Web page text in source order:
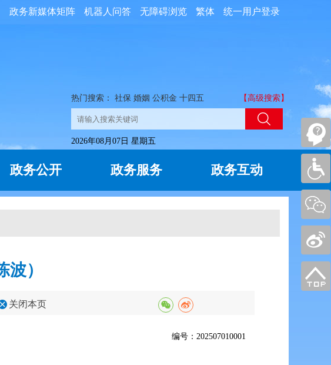
统一用户登录
繁体
无障碍浏览
机器人问答
政务新媒体矩阵
热门搜索： 社保 婚姻 公积金 十四五 【高级搜索】
2026年08月07日 星期五
政务公开 政务服务 政务互动
）
关闭本页
编号：202507010001